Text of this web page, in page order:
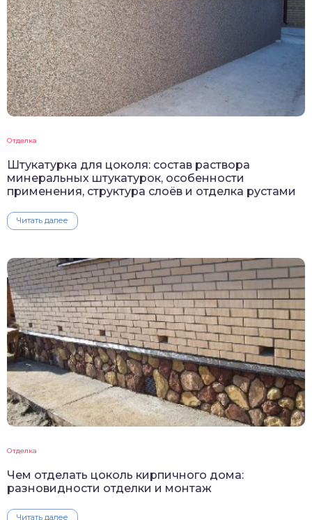
Отделка
Штукатурка для цоколя: состав раствора
минеральных штукатурок, особенности
применения, структура слоёв и отделка рустами
Читать далее
Отделка
Чем отделать цоколь кирпичного дома:
разновидности отделки и монтаж
Читать далее